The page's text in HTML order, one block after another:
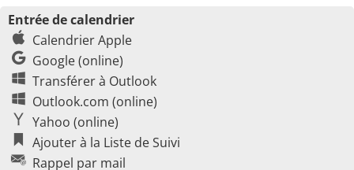
Entrée de calendrier
Calendrier Apple
Google (online)
Transférer à Outlook
Outlook.com (online)
Yahoo (online)
Ajouter à la Liste de Suivi
Rappel par mail